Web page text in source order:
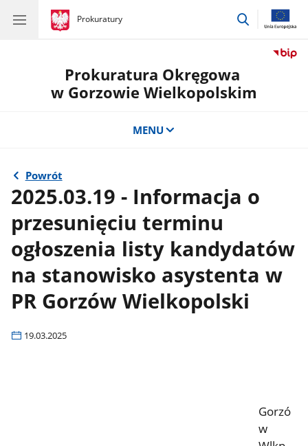
gov.pl
Prokuratury
gov.pl
Prokuratury
przejdź
Prokuratura Okręgowa
w Gorzowie Wielkopolskim
MENU
Powrót
2025.03.19 - Informacja o
przesunięciu terminu
ogłoszenia listy kandydatów
na stanowisko asystenta w
PR Gorzów Wielkopolski
19.03.2025
Gorzó
w